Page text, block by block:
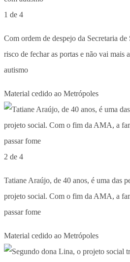
1 de 4
Com ordem de despejo da Secretaria
risco de fechar as portas e não vai mais
autismo
Material cedido ao Metrópoles
2 de 4
Tatiane Araújo, de 40 anos, é uma das
projeto social. Com o fim da AMA, a
passar fome
Material cedido ao Metrópoles